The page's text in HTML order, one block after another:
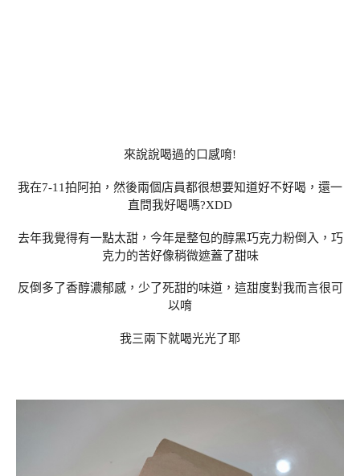
來說說喝過的口感唷!
我在7-11拍阿拍，然後兩個店員都很想要知道好不好喝，還一
直問我好喝嗎?XDD
去年我覺得有一點太甜，今年是整包的醇黑巧克力粉倒入，巧
克力的苦好像稍微遮蓋了甜味
反倒多了香醇濃郁感，少了死甜的味道，這甜度對我而言很可
以唷
我三兩下就喝光光了耶